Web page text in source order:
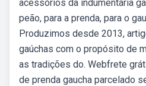
acessórios da indumentária
peão, para a prenda, para o
Produzimos desde 2013,
gaúchas com o propósito de
as tradições do. Webfrete
de prenda gaucha parcelado